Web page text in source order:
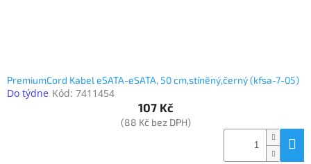
PremiumCord Kabel eSATA-eSATA, 50 cm,stíněný,černý (kfsa-7-05)
Do týdne Kód: 7411454
107 Kč
(88 Kč bez DPH)